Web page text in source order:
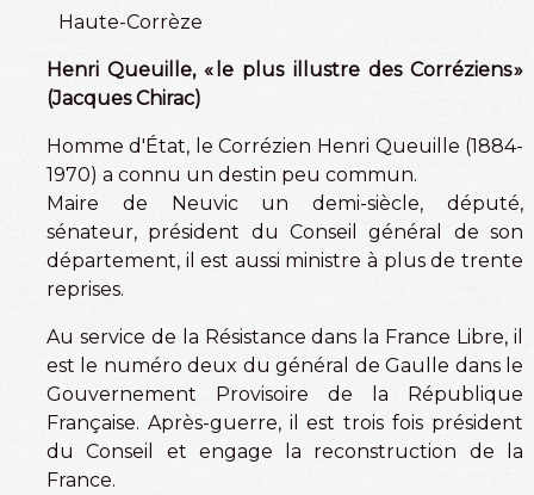
Haute-Corrèze
Henri Queuille, « le plus illustre des Corréziens »
(Jacques Chirac)
Homme d'État, le Corrézien Henri Queuille (1884-
1970) a connu un destin peu commun.
Maire de Neuvic un demi-siècle, député,
sénateur, président du Conseil général de son
département, il est aussi ministre à plus de trente
reprises.
Au service de la Résistance dans la France Libre, il
est le numéro deux du général de Gaulle dans le
Gouvernement Provisoire de la République
Française. Après-guerre, il est trois fois président
du Conseil et engage la reconstruction de la
France.